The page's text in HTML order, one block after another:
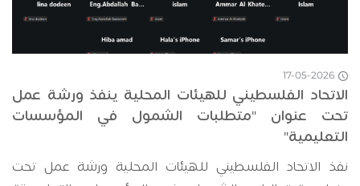
17-05-2026
الاتحاد الفلسطيني للهيئات المحلية ينفذ ورشة عمل
تحت عنوان "متطلبات الشمول في المؤسسات
التعليمية"
نفذ الاتحاد الفلسطيني للهيئات المحلية ورشة عمل تحت